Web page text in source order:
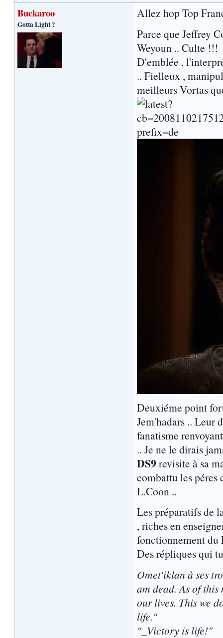
Buckaroo
Gotta Light ?
Allez hop Top
Parce que Jeffrey
Weyoun .. Culte !!!
D'emblée ,
.. Fielleux ,
meilleurs Vortas
Deuxiéme point
Jem'hadars .. Leur
fanatisme
.. Je ne le dirais
DS9revisite à sa
combattu les péres
L.Coon ..
Les préparatifs de
, riches en
fonctionnement du
Des répliques qui
Omet'iklan à ses
am dead. As of
our lives. This we
life."
"_Victory is life!"